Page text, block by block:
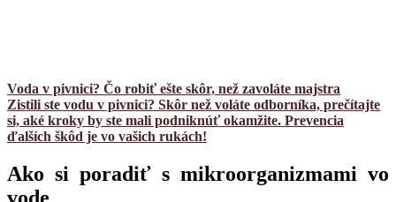
Voda v pivnici? Čo robiť ešte skôr, než zavoláte majstra
Zistili ste vodu v pivnici? Skôr než voláte odborníka, prečítajte
si, aké kroky by ste mali podniknúť okamžite. Prevencia
ďalších škôd je vo vašich rukách!
Ako si poradiť s mikroorganizmami vo